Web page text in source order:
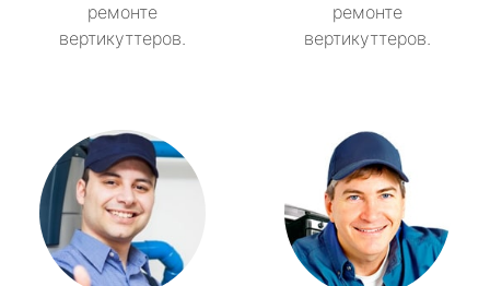
ремонте
вертикуттеров.
ремонте
вертикуттеров.